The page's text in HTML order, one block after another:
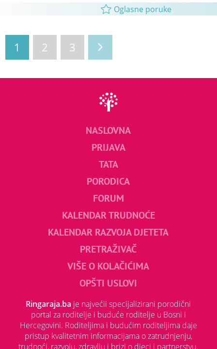
Oglasne poruke
1 2 3
NASLOVNA
PRIJAVA
TATA
PORODICA
FORUM
KALENDAR TRUDNOĆE
KALENDAR RAZVOJA DJETETA
PRETRAŽIVAČ
VIŠE O KOLAČIĆIMA
OPŠTI USLOVI
Ringaraja.ba je najvećii specijalizirani porodični
portal za roditelje i buduće roditelje u Bosni i
Hercegovini. Roditeljima i budućim roditeljima daje
pristup kvalitetnim informacijama o zatrudnjenju,
trudnoći, razvoju, zdravlju i brizi o djeci i partnerstvu.